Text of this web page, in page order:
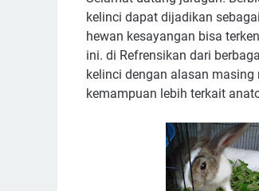
kelinci dapat dijadikan
hewan kesayangan bisa
ini. di Refrensikan dari
kelinci dengan alasan
kemampuan lebih terkait